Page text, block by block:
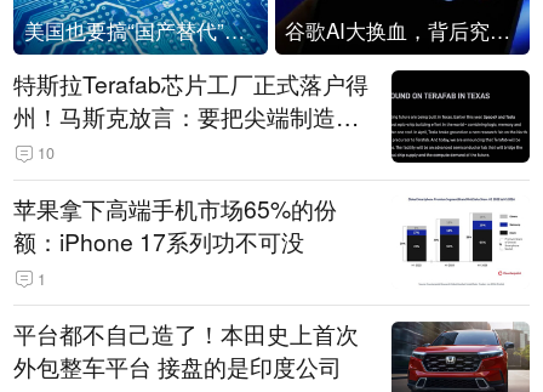
美国也要搞“国产替代”？先算清三笔账 谷歌AI大换血，背后究竟发生了什么？
特斯拉Terafab芯片工厂正式落户得
州！马斯克放言：要把尖端制造带
回美国
10
苹果拿下高端手机市场65%的份
额：iPhone 17系列功不可没
1
平台都不自己造了！本田史上首次
外包整车平台 接盘的是印度公司